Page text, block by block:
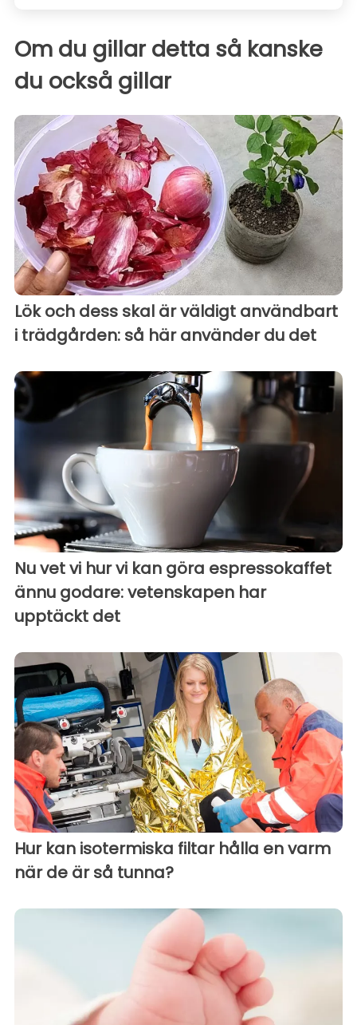
Om du gillar detta så kanske
du också gillar
Lök och dess skal är väldigt användbart
i trädgården: så här använder du det
Nu vet vi hur vi kan göra espressokaffet
ännu godare: vetenskapen har
upptäckt det
Hur kan isotermiska filtar hålla en varm
när de är så tunna?